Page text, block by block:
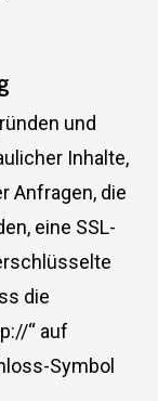
und
Inhalte,
Anfragen, die
eine SSL-
die
“ auf
Symbol